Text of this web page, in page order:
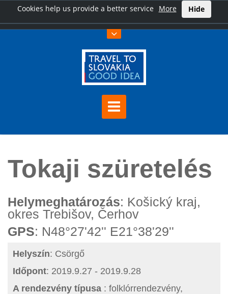
Cookies help us provide a better service More Hide
Tokaji szüretelés
Helymeghatározás: Košický kraj,
okres Trebišov, Čerhov
GPS: N48°27'42'' E21°38'29''
Helyszín: Csörgő
Időpont: 2019.9.27 - 2019.9.28
A rendezvény típusa : folklórrendezvény,